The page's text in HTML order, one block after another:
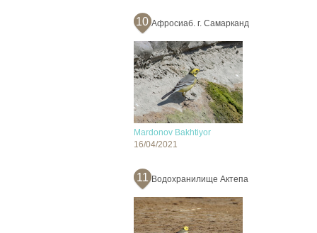
10 Афросиаб. г. Самарканд
Mardonov Bakhtiyor
16/04/2021
11 Водохранилище Актепа